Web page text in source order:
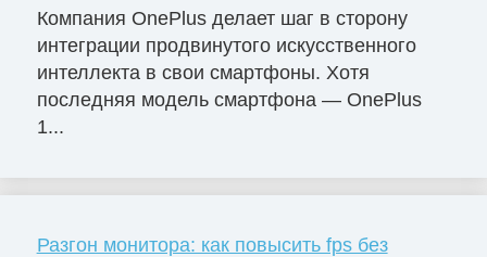
Компания OnePlus делает шаг в сторону
интеграции продвинутого искусственного
интеллекта в свои смартфоны. Хотя
последняя модель смартфона — OnePlus
1...
Разгон монитора: как повысить fps без